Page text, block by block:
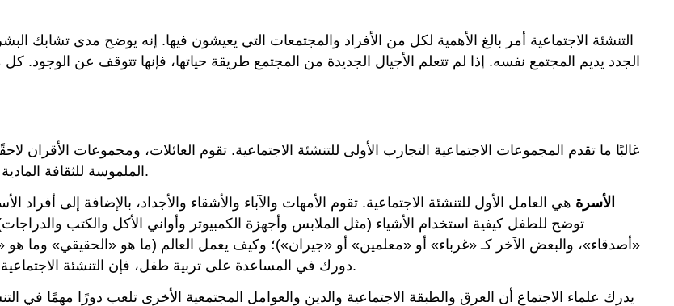
التنشئة الاجتماعية أمر بالغ الأهمية لكل من الأفراد والمجتمعات التي يعيشون فيها. إنه يوضح مدى تشابك
الجدد يديم المجتمع نفسه. إذا لم تتعلم الأجيال الجديدة من المجتمع طريقة حياتها، فإنها تتوقف عن الوجود.
غالبًا ما تقدم المجموعات الاجتماعية التجارب الأولى للتنشئة الاجتماعية. تقوم العائلات، ومجموعات الأقران
الملموسة للثقافة المادية في هذه البيئات، بالإضافة إلى التعرف على معتقدات وقيم المجتمع.
الأسرة هي العامل الأول للتنشئة الاجتماعية. تقوم الأمهات والآباء والأشقاء والأجداد، بالإضافة إلى
توضح للطفل كيفية استخدام الأشياء (مثل الملابس وأجهزة الكمبيوتر وأواني الأكل والكتب
«أصدقاء»، والبعض الآخر كـ «غرباء» أو «معلمين» أو «جيران»)؛ وكيف يعمل العالم (ما هو «الحقيقي» وما
دورك في المساعدة على تربية طفل، فإن التنشئة الاجتماعية تشمل التدريس والتعلم حول مجموعة لا تنتهي من الأشياء والأفكار.
يدرك علماء الاجتماع أن العرق والطبقة الاجتماعية والدين والعوامل المجتمعية الأخرى تلعب دورًا مهمًا في